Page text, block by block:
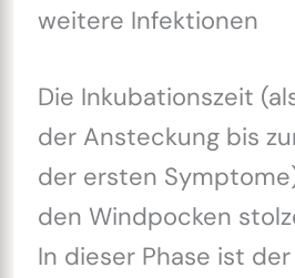
weitere Infektionen
Die Inkubationszeit
der Ansteckung bis
der ersten
den Windpocken
In dieser Phase ist